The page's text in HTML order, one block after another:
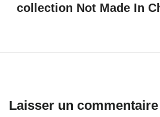
collection Not Made In
Laisser un commentaire